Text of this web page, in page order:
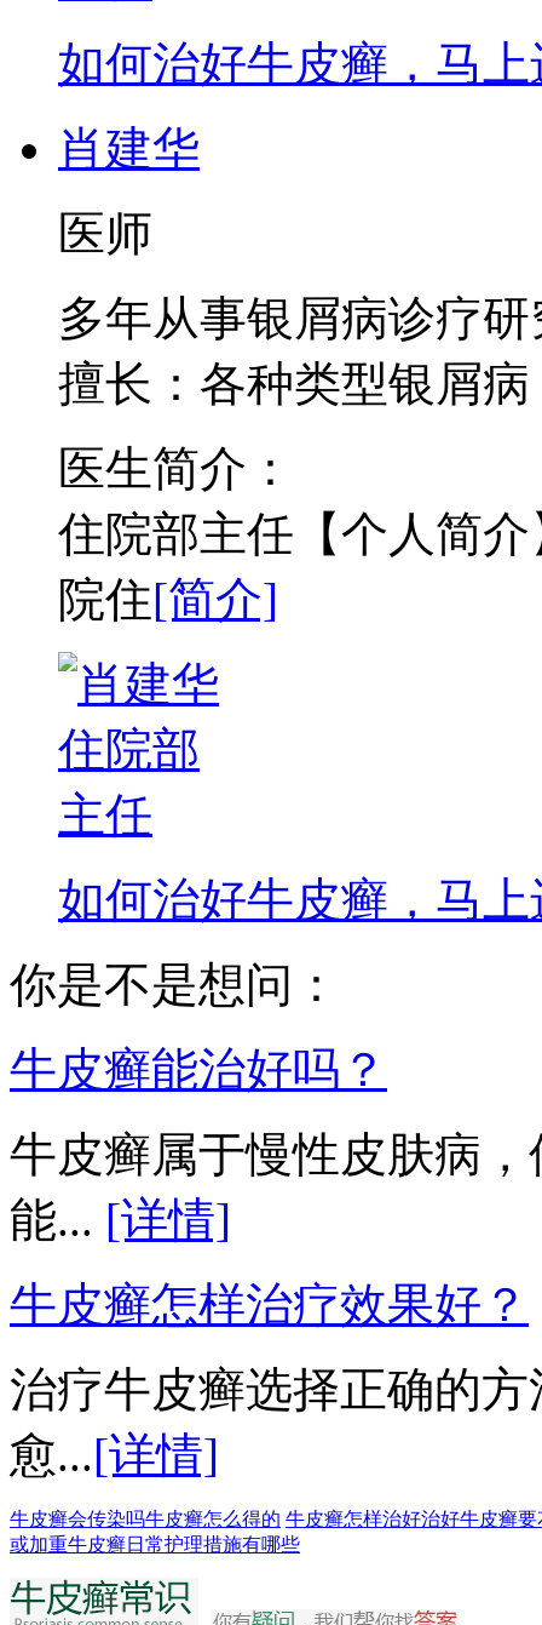
如何治好牛皮癣，马上
肖建华
医师
多年从事银屑病诊疗研
擅长：各种类型银屑病
医生简介：
住院部主任【个人简
院住[简介]
如何治好牛皮癣，马上
你是不是想问：
牛皮癣能治好吗？
牛皮癣属于慢性皮肤病
能... [详情]
牛皮癣怎样治疗效果好？
治疗牛皮癣选择正确的
愈...[详情]
牛皮癣会传染吗牛皮癣怎么得的 牛皮癣怎样治好治好牛皮癣要
或加重牛皮癣日常护理措施有哪些